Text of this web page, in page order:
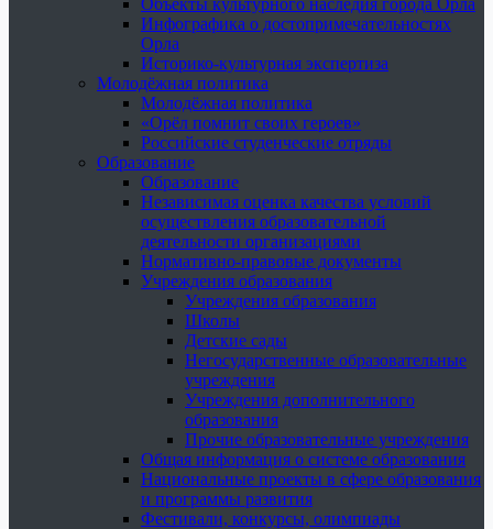
Объекты культурного наследия города Орла
Инфографика о достопримечательностях
Орла
Историко-культурная экспертиза
Молодёжная политика
Молодёжная политика
«Орёл помнит своих героев»
Российские студенческие отряды
Образование
Образование
Независимая оценка качества условий
осуществления образовательной
деятельности организациями
Нормативно-правовые документы
Учреждения образования
Учреждения образования
Школы
Детские сады
Негосударственные образовательные
учреждения
Учреждения дополнительного
образования
Прочие образовательные учреждения
Общая информация о системе образования
Национальные проекты в сфере образования
и программы развития
Фестивали, конкурсы, олимпиады